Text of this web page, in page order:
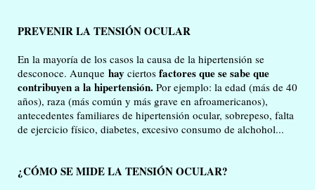
PREVENIR LA TENSIÓN OCULAR
En la mayoría de los casos la causa de la hipertensión se
desconoce. Aunque hay ciertos factores que se sabe que
contribuyen a la hipertensión. Por ejemplo: la edad (más de 40
años), raza (más común y más grave en afroamericanos),
antecedentes familiares de hipertensión ocular, sobrepeso, falta
de ejercicio físico, diabetes, excesivo consumo de alchohol...
¿CÓMO SE MIDE LA TENSIÓN OCULAR?